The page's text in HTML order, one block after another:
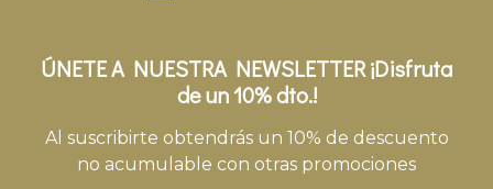
ÚNETE A NUESTRA NEWSLETTER ¡Disfruta
de un 10% dto.!
Al suscribirte obtendrás un 10% de descuento
no acumulable con otras promociones